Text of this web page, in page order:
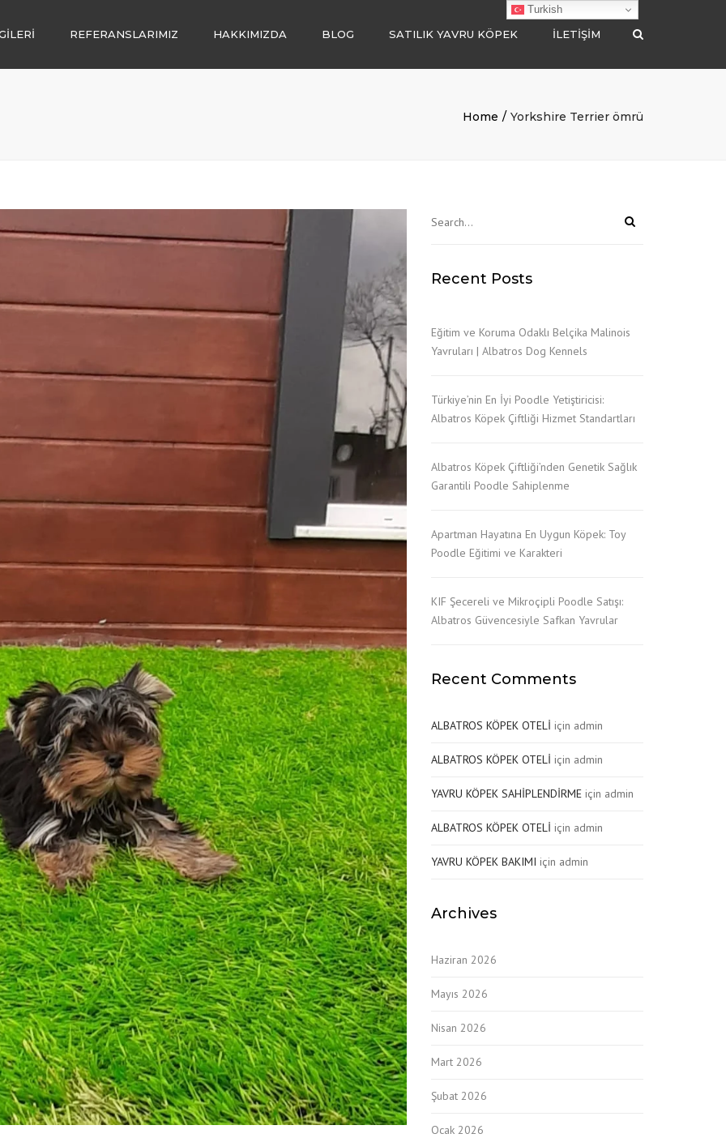
REFERANSLARIMIZ HAKKIMIZDA BLOG SATILIK YAVRU KÖPEK
POODLE
BORDER COLLİE
LABRADOR RETRİEVER
ALMAN ÇOBAN
AMERİKAN AKİTA İNU
CAVOODLE
MALTESE TERRİER
YORKSHİRE TERRİER
İLETIŞIM
Home Yorkshire Terrier ömrü
Recent Posts
Eğitim ve Koruma Odaklı Belçika Malinois
Yavruları | Albatros Dog Kennels
Türkiye’nin En İyi Poodle Yetiştiricisi:
Albatros Köpek Çiftliği Hizmet Standartları
Albatros Köpek Çiftliği’nden Genetik Sağlık
Garantili Poodle Sahiplenme
Apartman Hayatına En Uygun Köpek: Toy
Poodle Eğitimi ve Karakteri
KIF Şecereli ve Mikroçipli Poodle Satışı:
Albatros Güvencesiyle Safkan Yavrular
Recent Comments
ALBATROS KÖPEK OTELİ için admin
ALBATROS KÖPEK OTELİ için admin
YAVRU KÖPEK SAHİPLENDİRMEiçin admin
ALBATROS KÖPEK OTELİ için admin
YAVRU KÖPEK BAKIMI için admin
Archives
Haziran 2026
Mayıs 2026
Nisan 2026
Mart 2026
Şubat 2026
Ocak 2026
Turkish